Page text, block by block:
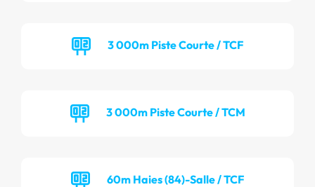
3 000m Piste Courte / TCF
3 000m Piste Courte / TCM
60m Haies (84)-Salle / TCF